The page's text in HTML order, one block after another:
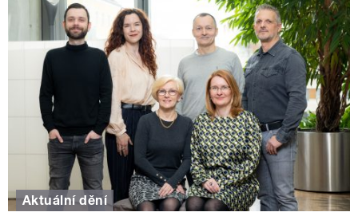
Aktuální dění